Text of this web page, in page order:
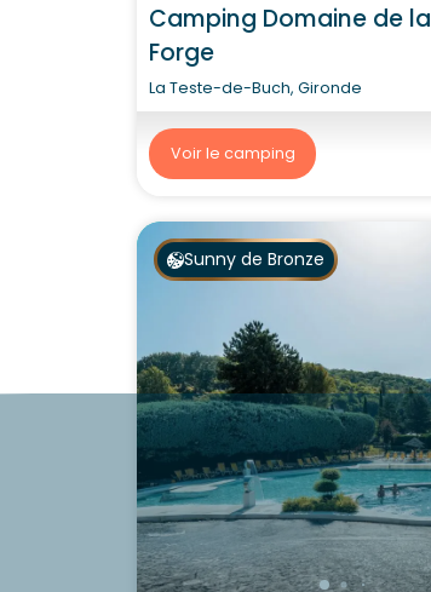
Camping Domaine de la
Forge
La Teste-de-Buch, Gironde
Voir le camping
Sunny de Bronze